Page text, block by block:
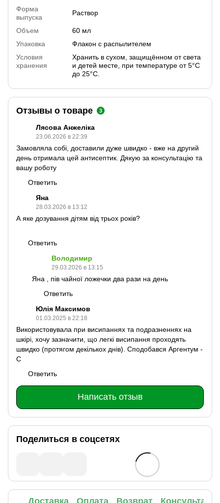
Форма
выпуска
Раствор
Объем
60 мл
Упаковка
Флакон с распылителем
Условия
хранения
Хранить в сухом, защищённом от света
и детей месте, при температуре от 5°С
до 25°С.
Отзывы о товаре 3
Лясова Анжеліка
23.06.2026 в 22:39
Замовляла собі, доставили дуже швидко - вже на другий
день отримала цей антисептик. Дякую за консультацію та
вашу роботу
Ответить
Яна
28.03.2026 в 13:12
А яке дозування дітям від трьох років?
Ответить
Володимир
29.03.2026 в 13:15
Яна , пів чайної ложечки два рази на день
Ответить
Юлія Максимов
01.03.2025 в 22:18
Використовувала при висипаннях та подразненнях на
шкірі, хочу зазначити, що легкі висипання проходять
швидко (протягом декількох днів). Сподобався Аргентум -
С
Ответить
Написать отзыв
Поделиться в соцсетях